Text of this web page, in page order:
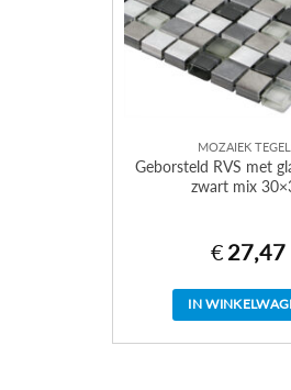
MOZAIEK
Geborsteld RVS met
zwart mix
€ 27,47
IN